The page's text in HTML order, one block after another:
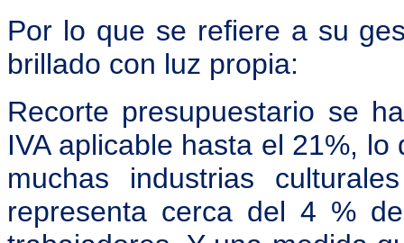
Por lo que se refiere a su
brillado con luz propia:
Recorte presupuestario se
IVA aplicable hasta el 21%,
muchas industrias
representa cerca del 4 %